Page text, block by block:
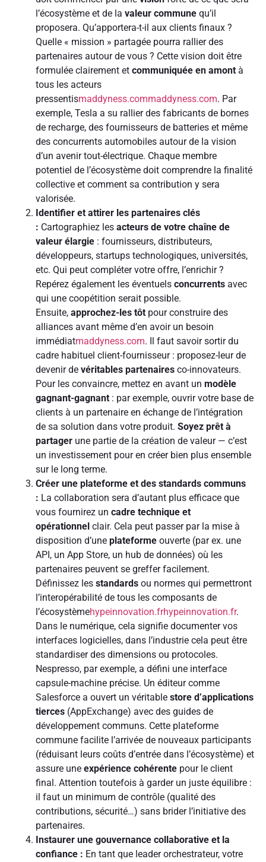
l’écosystème et de la valeur commune qu’il
proposera. Qu’apportera-t-il aux clients finaux ?
Quelle « mission » partagée pourra rallier des
partenaires autour de vous ? Cette vision doit être
formulée clairement et communiquée en amont à
tous les acteurs
pressentismaddyness.commaddyness.com. Par
exemple, Tesla a su rallier des fabricants de bornes
de recharge, des fournisseurs de batteries et même
des concurrents automobiles autour de la vision
d’un avenir tout-électrique. Chaque membre
potentiel de l’écosystème doit comprendre la finalité
collective et comment sa contribution y sera
valorisée.
Identifier et attirer les partenaires clés
: Cartographiez les acteurs de votre chaîne de
valeur élargie : fournisseurs, distributeurs,
développeurs, startups technologiques, universités,
etc. Qui peut compléter votre offre, l’enrichir ?
Repérez également les éventuels concurrents avec
qui une coopétition serait possible.
Ensuite, approchez-les tôt pour construire des
alliances avant même d’en avoir un besoin
immédiatmaddyness.com. Il faut savoir sortir du
cadre habituel client-fournisseur : proposez-leur de
devenir de véritables partenaires co-innovateurs.
Pour les convaincre, mettez en avant un modèle
gagnant-gagnant : par exemple, ouvrir votre base de
clients à un partenaire en échange de l’intégration
de sa solution dans votre produit. Soyez prêt à
partager une partie de la création de valeur — c’est
un investissement pour en créer bien plus ensemble
sur le long terme.
Créer une plateforme et des standards communs
: La collaboration sera d’autant plus efficace que
vous fournirez un cadre technique et
opérationnel clair. Cela peut passer par la mise à
disposition d’une plateforme ouverte (par ex. une
API, un App Store, un hub de données) où les
partenaires peuvent se greffer facilement.
Définissez les standards ou normes qui permettront
l’interopérabilité de tous les composants de
l’écosystèmehypeinnovation.frhypeinnovation.fr.
Dans le numérique, cela signifie documenter vos
interfaces logicielles, dans l’industrie cela peut être
standardiser des dimensions ou protocoles.
Nespresso, par exemple, a défini une interface
capsule-machine précise. Un éditeur comme
Salesforce a ouvert un véritable store d’applications
tierces (AppExchange) avec des guides de
développement communs. Cette plateforme
commune facilite l’arrivée de nouveaux participants
(réduisant leurs coûts d’entrée dans l’écosystème) et
assure une expérience cohérente pour le client
final. Attention toutefois à garder un juste équilibre :
il faut un minimum de contrôle (qualité des
contributions, sécurité…) sans brider l’initiative des
partenaires.
Instaurer une gouvernance collaborative et la
confiance : En tant que leader orchestrateur, votre